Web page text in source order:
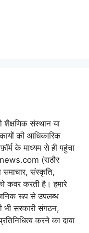
संस्थान या
की आधिकारिक
के माध्यम से ही पहुंचा
(राठौर
संस्कृति,
कवर करती है। हमारे
रूप से उपलब्ध
भी सरकारी संगठन,
करने का दावा